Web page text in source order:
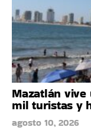
Mazatlán vive
mil turistas y
agosto 10, 2026